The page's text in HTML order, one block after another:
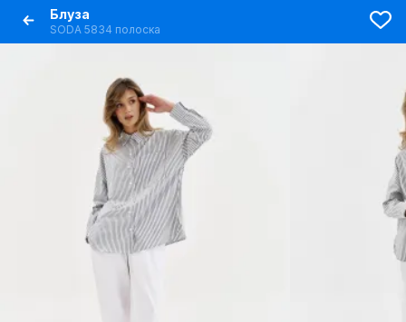
Блуза
SODA 5834 полоска